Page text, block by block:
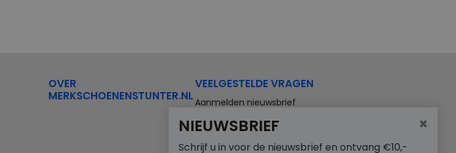
OVER
MERKSCHOENENSTUNTER.NL
VEELGESTELDE VRAGEN
Aanmelden nieuwsbrief
×
NIEUWSBRIEF
Schrijf u in voor de nieuwsbrief en ontvang €10,-